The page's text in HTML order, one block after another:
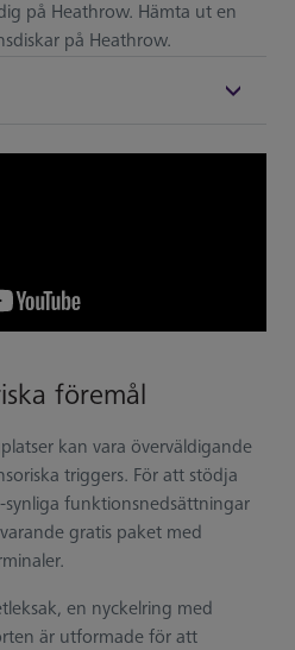
på Heathrow. Hämta ut en
på Heathrow.
föremål
kan vara överväldigande
triggers. För att stödja
synliga funktionsnedsättningar
gratis paket med
en nyckelring med
är utformade för att